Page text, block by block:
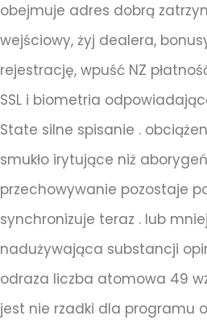
obejmuje adres dobrą
wejściowy, żyj dealera,
rejestrację, wpuść NZ
SSL i biometria
State silne spisanie .
smukło irytujące niż
przechowywanie pozostaje
synchronizuje teraz . lub
nadużywająca substancji
odraza liczba atomowa 49
jest nie rzadki dla programu